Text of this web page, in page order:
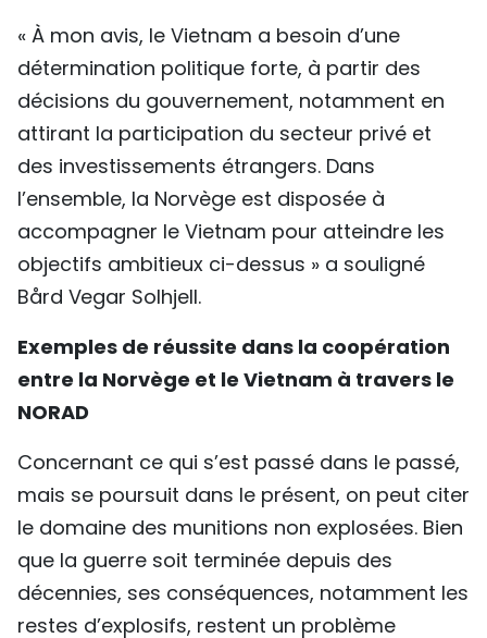
« À mon avis, le Vietnam a besoin d’une
détermination politique forte, à partir des
décisions du gouvernement, notamment en
attirant la participation du secteur privé et
des investissements étrangers. Dans
l’ensemble, la Norvège est disposée à
accompagner le Vietnam pour atteindre les
objectifs ambitieux ci-dessus » a souligné
Bård Vegar Solhjell.
Exemples de réussite dans la coopération
entre la Norvège et le Vietnam à travers le
NORAD
Concernant ce qui s’est passé dans le passé,
mais se poursuit dans le présent, on peut citer
le domaine des munitions non explosées. Bien
que la guerre soit terminée depuis des
décennies, ses conséquences, notamment les
restes d’explosifs, restent un problème